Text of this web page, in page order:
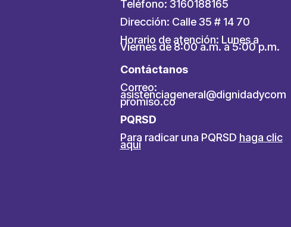
Teléfono: 3160188165
Dirección: Calle 35 # 14 70
Horario de atención: Lunes a
Viernes de 8:00 a.m. a 5:00 p.m.
Contáctanos
Correo:
asistenciageneral@dignidadycom
promiso.co
PQRSD
Para radicar una PQRSD haga clic
aquí